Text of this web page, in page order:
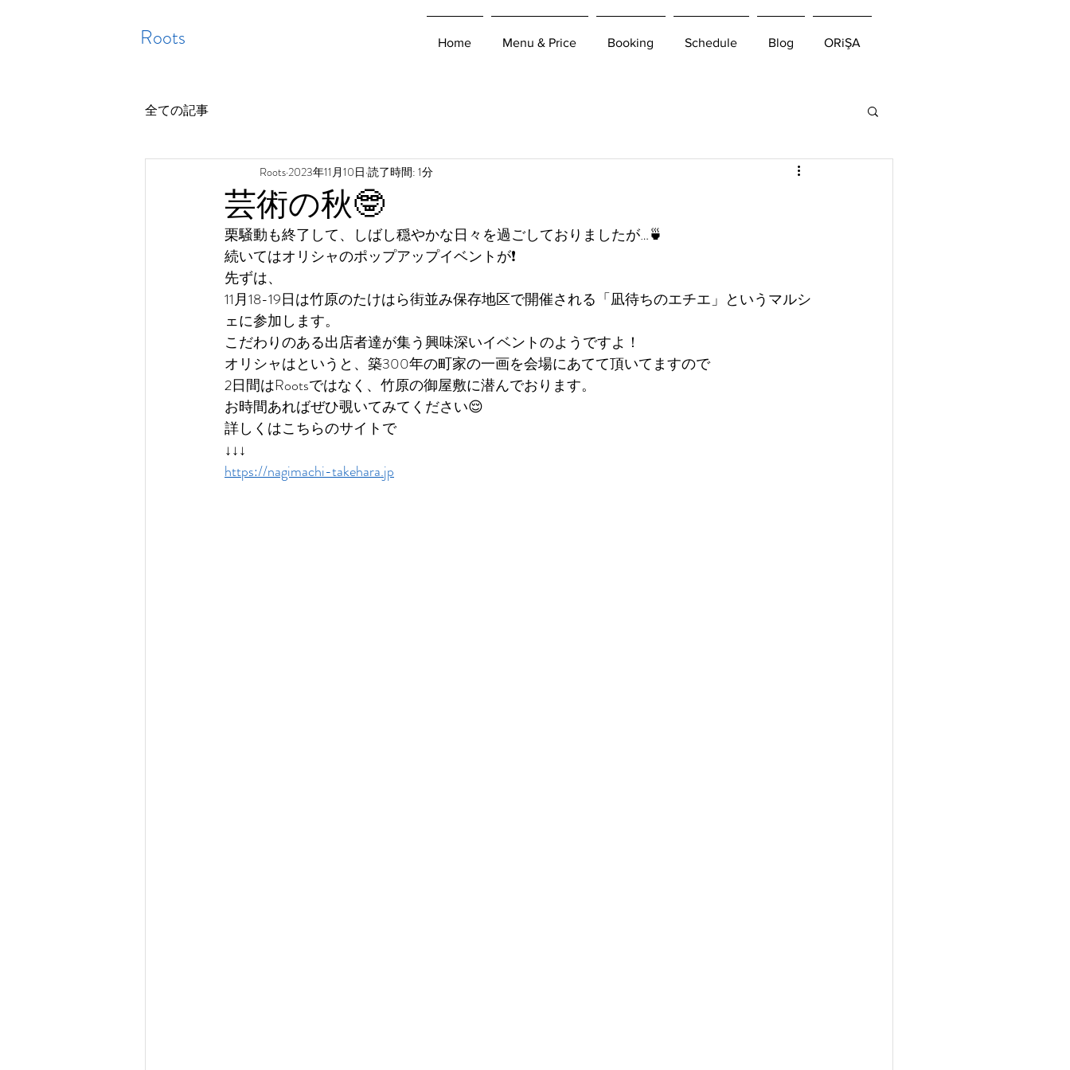
Roots Home Menu & Price Booking Schedule Blog ORiŞA
全ての記事
芸術の秋🤓
Roots2023年11月10日 読了時間: 1分
栗騒動も終了して、しばし穏やかな日々を過ごしておりましたが…🍵
続いてはオリシャのポップアップイベントが❗️
先ずは、
11月18-19日は竹原のたけはら街並み保存地区で開催される「凪待ちのエチエ」というマルシ
ェに参加します。
こだわりのある出店者達が集う興味深いイベントのようですよ！
オリシャはというと、築300年の町家の一画を会場にあてて頂いてますので
2日間はRootsではなく、竹原の御屋敷に潜んでおります。
お時間あればぜひ覗いてみてください😌
詳しくはこちらのサイトで
↓↓↓
https://nagimachi-takehara.jp